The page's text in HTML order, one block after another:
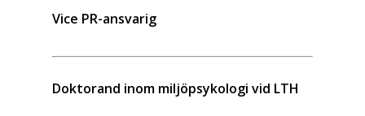
Vice PR-ansvarig
Doktorand inom miljöpsykologi vid LTH